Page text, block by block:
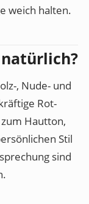
weich halten.
, Nude- und
Rot-
Hautton,
Stil
sind